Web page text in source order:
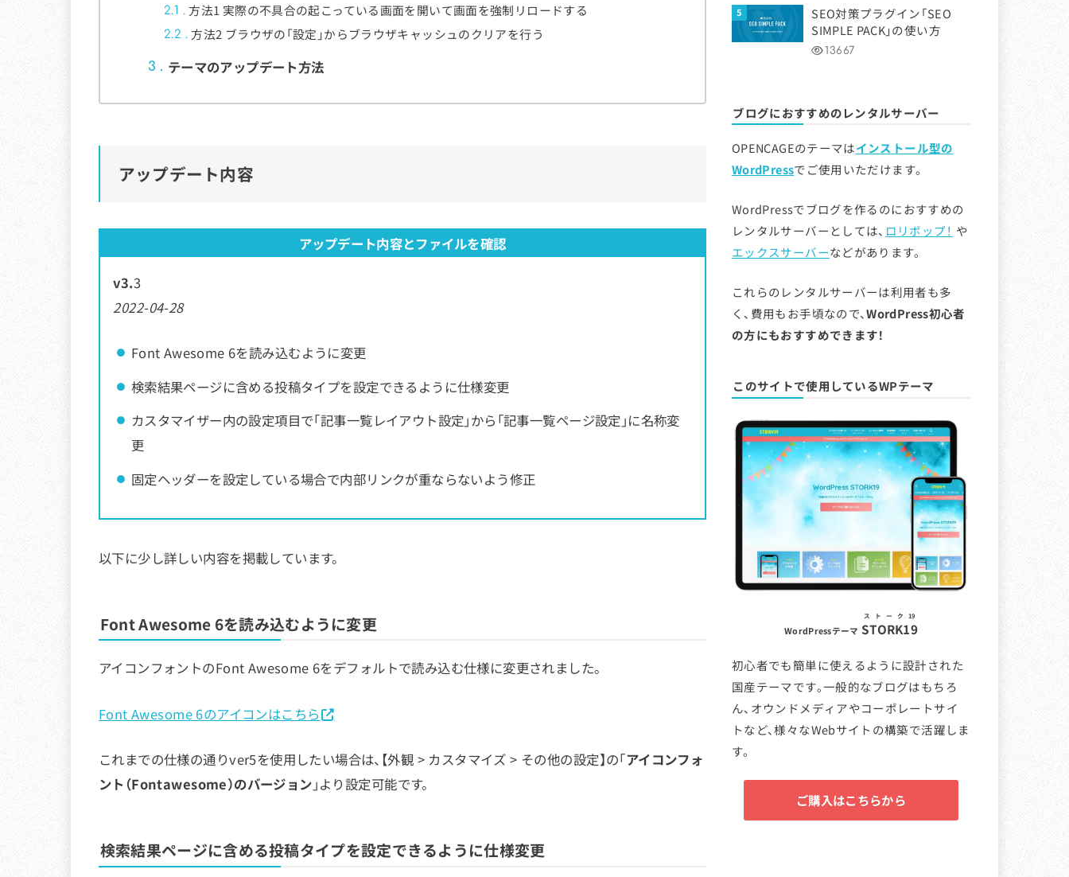
2.1 方法1 実際の不具合の起こっている画面を開いて画面を強制リロードする
2.2 方法2 ブラウザの「設定」からブラウザキャッシュのクリアを行う
3 テーマのアップデート方法
アップデート内容
アップデート内容とファイルを確認
v3.3
2022-04-28
Font Awesome 6を読み込むように変更
検索結果ページに含める投稿タイプを設定できるように仕様変更
カスタマイザー内の設定項目で「記事一覧レイアウト設定」から「記事一覧ページ設定」に名称変
更
固定ヘッダーを設定している場合で内部リンクが重ならないよう修正
以下に少し詳しい内容を掲載しています。
Font Awesome 6を読み込むように変更
アイコンフォントのFont Awesome 6をデフォルトで読み込む仕様に変更されました。
Font Awesome 6のアイコンはこちら
これまでの仕様の通りver5を使用したい場合は、【外観 > カスタマイズ > その他の設定】の「アイコンフォ
ント（Fontawesome）のバージョン 」より設定可能です。
検索結果ページに含める投稿タイプを設定できるように仕様変更
SEO対策プラグイン「SEO
SIMPLE PACK」の使い方
13667
ブログにおすすめのレンタルサーバー
OPENCAGEのテーマはインストール型の
WordPressでご使用いただけます。
WordPressでブログを作るのにおすすめの
レンタルサーバーとしては、 ロリポップ！ や
エックスサーバーなどがあります。
これらのレンタルサーバーは利用者も多
く、費用もお手頃なので、WordPress初心者
の方にもおすすめできます！
このサイトで使用しているWPテーマ
WordPressテーマ STORK19
ストーク19
初心者でも簡単に使えるように設計された
国産テーマです。一般的なブログはもちろ
ん、オウンドメディアやコーポレートサイ
トなど、様々なWebサイトの構築で活躍しま
す。
ご購入はこちらから